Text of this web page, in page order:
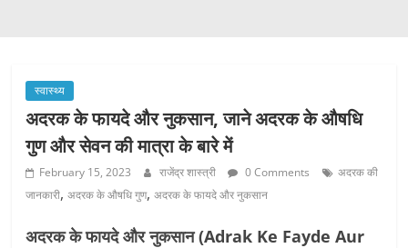
स्वास्थ्य
अदरक के फायदे और नुकसान, जाने अदरक के औषधि
गुण और सेवन की मात्रा के बारे में
February 15, 2023 राजेंद्र शास्त्री 0 Comments
अदरक की
जानकारी,अदरक के औषधि गुण,अदरक के फायदे और नुकसान
अदरक के फायदे और नुकसान (Adrak Ke Fayde Aur